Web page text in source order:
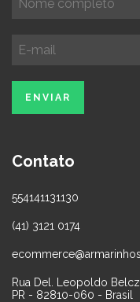
Contato
554141131130
(41) 3121 0174
Rua Del. Leopoldo
PR - 82810-060 - Brasil